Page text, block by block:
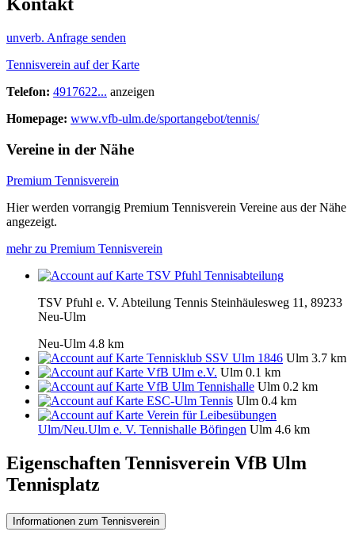
Kontakt
unverb. Anfrage senden
Tennisverein auf der Karte
Telefon: 4917622... anzeigen
Homepage: www.vfb-ulm.de/sportangebot/tennis/
Vereine in der Nähe
Premium Tennisverein
Hier werden vorrangig Premium Tennisverein Vereine aus der Nähe
angezeigt.
mehr zu Premium Tennisverein
TSV Pfuhl Tennisabteilung
TSV Pfuhl e. V. Abteilung Tennis Steinhäulesweg 11, 89233
Neu-Ulm
Neu-Ulm 4.8 km
Tennisklub SSV Ulm 1846 Ulm 3.7 km
VfB Ulm e.V. Ulm 0.1 km
VfB Ulm Tennishalle Ulm 0.2 km
ESC-Ulm Tennis Ulm 0.4 km
Verein für Leibesübungen
Ulm/Neu.Ulm e. V. Tennishalle Böfingen Ulm 4.6 km
Eigenschaften Tennisverein VfB Ulm
Tennisplatz
Informationen zum Tennisverein